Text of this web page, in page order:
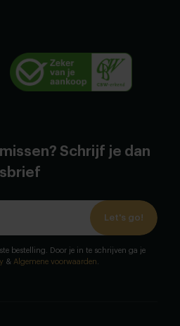
Schrijf je dan
Let's go!
bestelling. Door je in te schrijven ga je
& Algemene voorwaarden